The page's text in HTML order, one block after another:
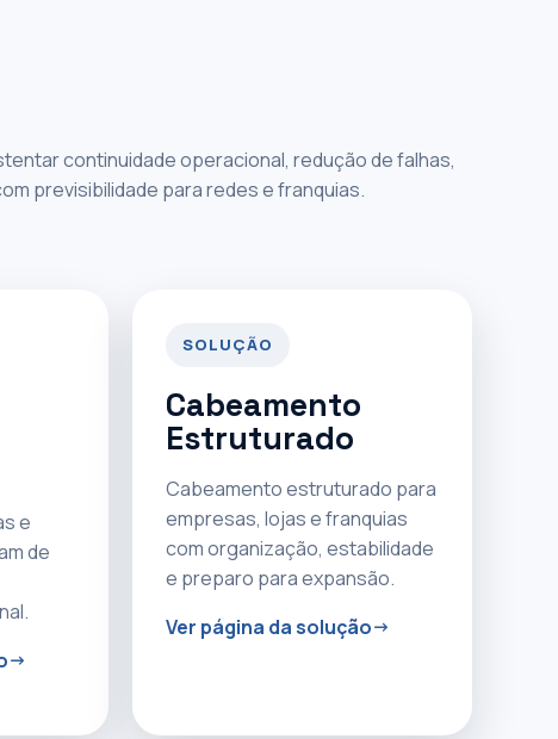
continuidade operacional, redução de falhas,
previsibilidade para redes e franquias.
e
de
SOLUÇÃO
Cabeamento
Estruturado
Cabeamento estruturado para
empresas, lojas e franquias
com organização, estabilidade
e preparo para expansão.
Ver página da solução